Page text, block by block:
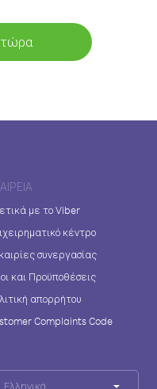
με το Viber
κέντρο
συνεργασίας
και Προϋποθέσεις
απορρήτου
Complaints Code
Ελληνικά